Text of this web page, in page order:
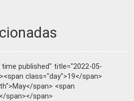
published" title="2022-05-
class="day">19</span>
span> <span
span></span>